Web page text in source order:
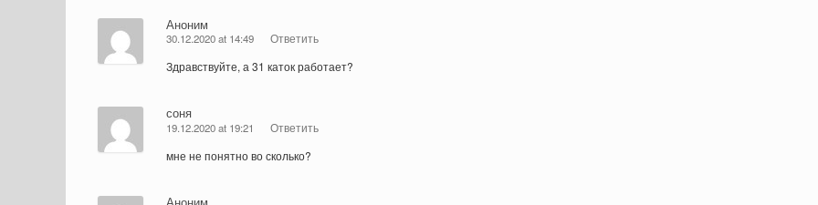
Аноним
30.12.2020 at 14:49 Ответить
Здравствуйте, а 31 каток работает?
соня
19.12.2020 at 19:21 Ответить
мне не понятно во сколько?